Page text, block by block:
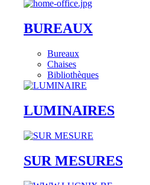
BUREAUX
Bureaux
Chaises
Bibliothèques
LUMINAIRES
SUR MESURES